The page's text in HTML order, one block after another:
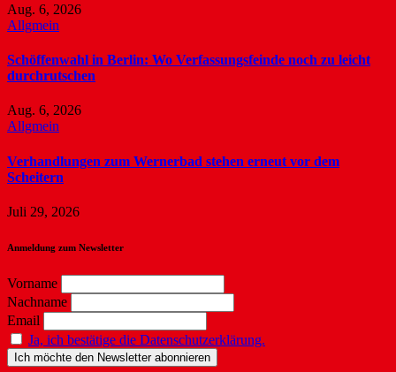
Aug. 6, 2026
Allgmein
Schöffenwahl in Berlin: Wo Verfassungsfeinde noch zu leicht
durchrutschen
Aug. 6, 2026
Allgmein
Verhandlungen zum Wernerbad stehen erneut vor dem
Scheitern
Juli 29, 2026
Anmeldung zum Newsletter
Vorname
Nachname
Email
Ja, ich bestätige die Datenschutzerklärung.